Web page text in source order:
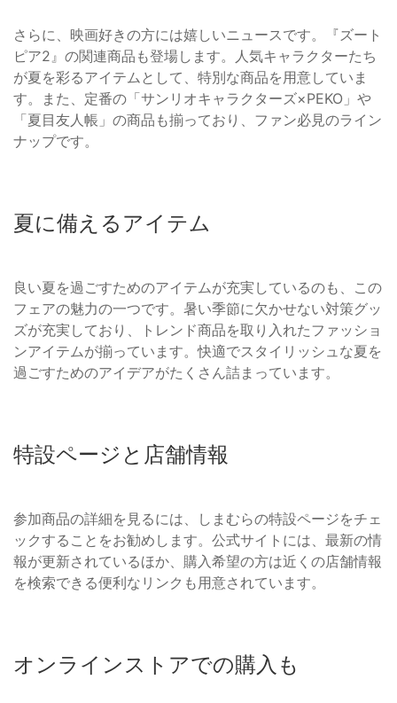
さらに、映画好きの方には嬉しいニュースです。『ズート
ピア2』の関連商品も登場します。人気キャラクターたち
が夏を彩るアイテムとして、特別な商品を用意していま
す。また、定番の「サンリオキャラクターズ×PEKO」や
「夏目友人帳」の商品も揃っており、ファン必見のライン
ナップです。
夏に備えるアイテム
良い夏を過ごすためのアイテムが充実しているのも、この
フェアの魅力の一つです。暑い季節に欠かせない対策グッ
ズが充実しており、トレンド商品を取り入れたファッショ
ンアイテムが揃っています。快適でスタイリッシュな夏を
過ごすためのアイデアがたくさん詰まっています。
特設ページと店舗情報
参加商品の詳細を見るには、しまむらの特設ページをチェ
ックすることをお勧めします。公式サイトには、最新の情
報が更新されているほか、購入希望の方は近くの店舗情報
を検索できる便利なリンクも用意されています。
オンラインストアでの購入も